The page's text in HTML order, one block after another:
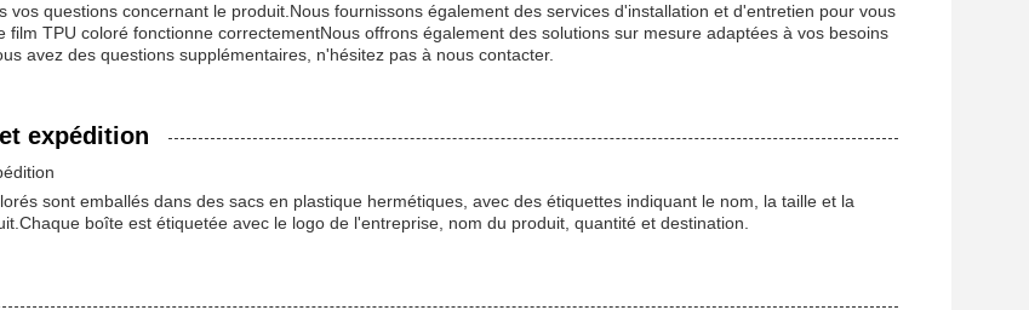
vos questions concernant le produit.Nous fournissons également des services d'installation et d'entretien pour vous
film TPU coloré fonctionne correctementNous offrons également des solutions sur mesure adaptées à vos besoins
avez des questions supplémentaires, n'hésitez pas à nous contacter.
expédition
sont emballés dans des sacs en plastique hermétiques, avec des étiquettes indiquant le nom, la taille et la
boîte est étiquetée avec le logo de l'entreprise, nom du produit, quantité et destination.